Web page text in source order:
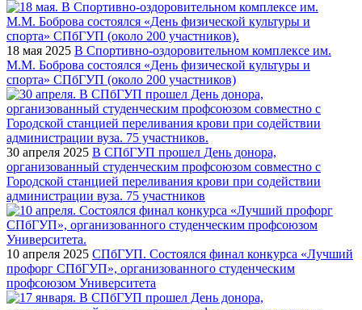
18 мая 2025 В Спортивно-оздоровительном комплексе им.
М.М. Боброва состоялся «День физической культуры и
спорта» СПбГУП (около 200 участников)
30 апреля 2025 В СПбГУП прошел День донора,
организованный студенческим профсоюзом совместно с
Городской станцией переливания крови при содействии
администрации вуза. 75 участников
10 апреля 2025 СПбГУП. Состоялся финал конкурса «Лучший
профорг СПбГУП», организованного студенческим
профсоюзом Университета